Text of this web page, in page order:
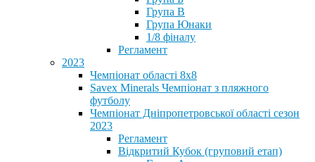
Група В
Група Юнаки
1/8 фіналу
Регламент
2023
Чемпіонат області 8х8
Savex Minerals Чемпіонат з пляжного
футболу
Чемпіонат Дніпропетровської області сезон
2023
Регламент
Відкритий Кубок (груповий етап)